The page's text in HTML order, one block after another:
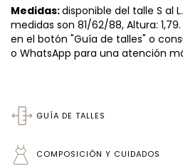
Medidas:disponible del talle S al
medidas son 81/62/88, Altura:
en el botón "Guía de talles" o
o WhatsApp para una atención
GUÍA DE TALLES
COMPOSICIÓN Y CUIDADOS